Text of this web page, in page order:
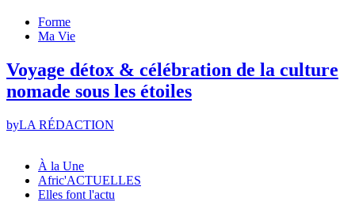
Forme
Ma Vie
Voyage détox & célébration de la culture
nomade sous les étoiles
byLA RÉDACTION
À la Une
Afric'ACTUELLES
Elles font l'actu